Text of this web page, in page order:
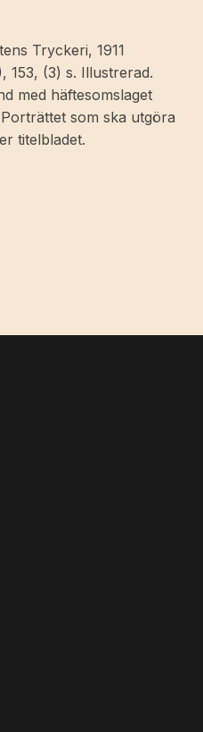
Tryckeri, 1911
153, (3) s. Illustrerad.
med häftesomslaget
som ska utgöra
titelbladet.